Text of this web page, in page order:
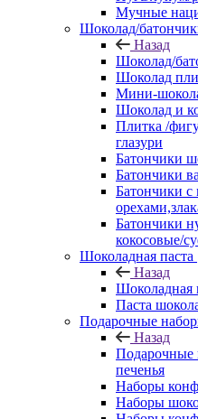
Мучные
Шоколад/
Назад
Шоколад/
Шоколад
Мини-
Шоколад и
Плитка /
глазури
Батончики
Батончики
Батончики с
Батончики
кокосовые/
Шоколадная паста
Назад
Шоколадная
Паста
Подарочные
Назад
Подарочные
печенья
Наборы
Наборы